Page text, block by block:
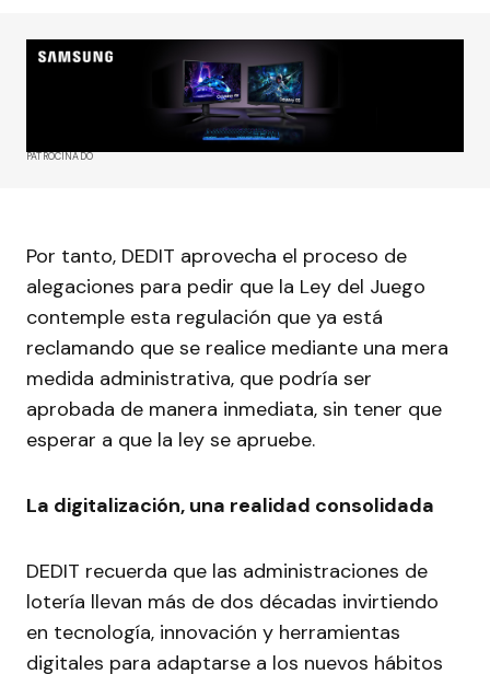
PATROCINADO
Por tanto, DEDIT aprovecha el proceso de
alegaciones para pedir que la Ley del Juego
contemple esta regulación que ya está
reclamando que se realice mediante una mera
medida administrativa, que podría ser
aprobada de manera inmediata, sin tener que
esperar a que la ley se apruebe.
La digitalización, una realidad consolidada
DEDIT recuerda que las administraciones de
lotería llevan más de dos décadas invirtiendo
en tecnología, innovación y herramientas
digitales para adaptarse a los nuevos hábitos